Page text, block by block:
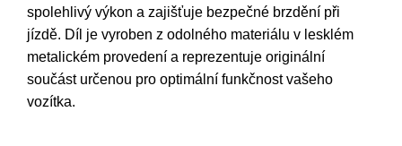
spolehlivý výkon a zajišťuje bezpečné brzdění při
jízdě. Díl je vyroben z odolného materiálu v lesklém
metalickém provedení a reprezentuje originální
součást určenou pro optimální funkčnost vašeho
vozítka.